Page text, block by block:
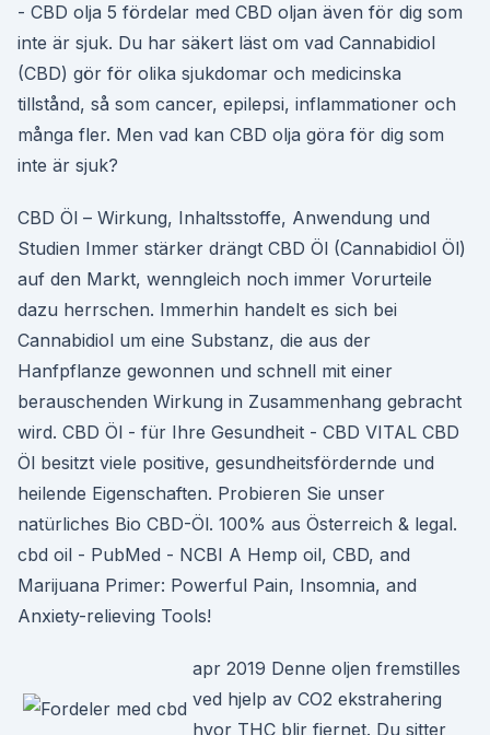
- CBD olja 5 fördelar med CBD oljan även för dig som
inte är sjuk. Du har säkert läst om vad Cannabidiol
(CBD) gör för olika sjukdomar och medicinska
tillstånd, så som cancer, epilepsi, inflammationer och
många fler. Men vad kan CBD olja göra för dig som
inte är sjuk?
CBD Öl – Wirkung, Inhaltsstoffe, Anwendung und
Studien Immer stärker drängt CBD Öl (Cannabidiol Öl)
auf den Markt, wenngleich noch immer Vorurteile
dazu herrschen. Immerhin handelt es sich bei
Cannabidiol um eine Substanz, die aus der
Hanfpflanze gewonnen und schnell mit einer
berauschenden Wirkung in Zusammenhang gebracht
wird. CBD Öl - für Ihre Gesundheit - CBD VITAL CBD
Öl besitzt viele positive, gesundheitsfördernde und
heilende Eigenschaften. Probieren Sie unser
natürliches Bio CBD-Öl. 100% aus Österreich & legal.
cbd oil - PubMed - NCBI A Hemp oil, CBD, and
Marijuana Primer: Powerful Pain, Insomnia, and
Anxiety-relieving Tools!
apr 2019 Denne oljen fremstilles
ved hjelp av CO2 ekstrahering
hvor THC blir fjernet. Du sitter